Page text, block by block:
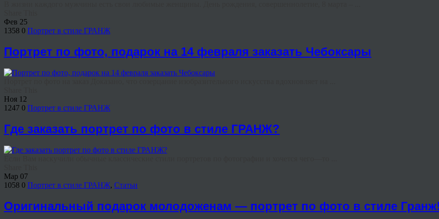
Фев 25
1358 0 Портрет в стиле ГРАНЖ
Портрет по фото, подарок на 14 февраля заказать Чебоксары
Ноя 12
1247 0 Портрет в стиле ГРАНЖ
Где заказать портрет по фото в стиле ГРАНЖ?
Мар 07
1058 0 Портрет в стиле ГРАНЖ, Статьи
Оригинальный подарок молодоженам — портрет по фото в стиле